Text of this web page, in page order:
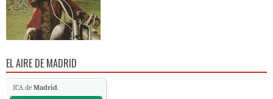
EL AIRE DE MADRID
ICA de Madrid.